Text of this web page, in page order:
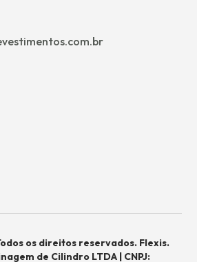
os direitos reservados. Flexis.
de Cilindro LTDA | CNPJ: